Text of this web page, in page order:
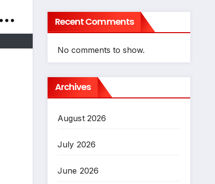
Recent Comments
No comments to show.
Archives
August 2026
July 2026
June 2026